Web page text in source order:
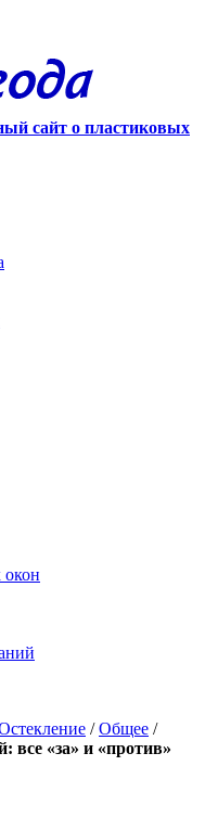
сайт о пластиковых
окон
/Общее /
все «за» и «против»